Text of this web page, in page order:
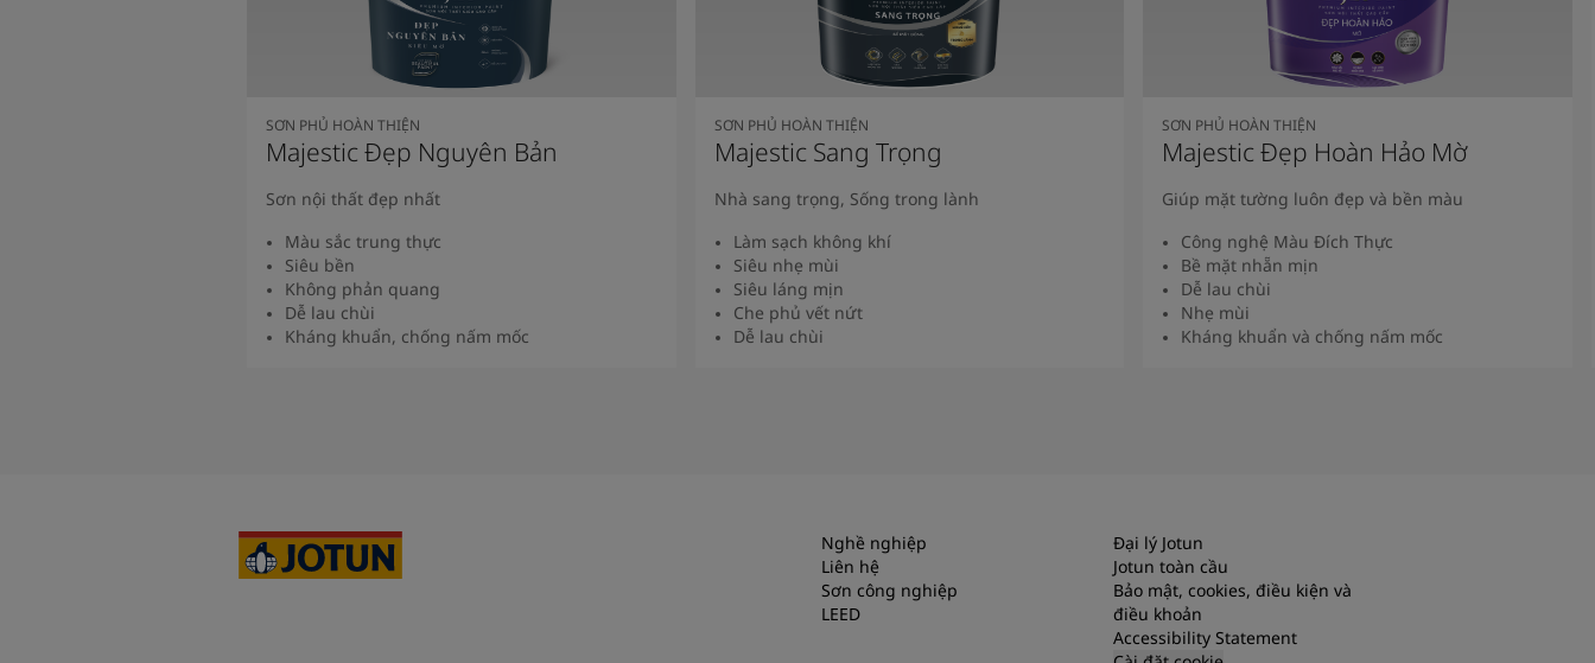
SƠN PHỦ HOÀN THIỆN
Majestic Đẹp Nguyên Bản
Sơn nội thất đẹp nhất
Màu sắc trung thực
Siêu bền
Không phản quang
Dễ lau chùi
Kháng khuẩn, chống nấm mốc
SƠN PHỦ HOÀN THIỆN
Majestic Sang Trọng
Nhà sang trọng, Sống trong lành
Làm sạch không khí
Siêu nhẹ mùi
Siêu láng mịn
Che phủ vết nứt
Dễ lau chùi
SƠN PHỦ HOÀN THIỆN
Majestic Đẹp Hoàn Hảo Mờ
Giúp mặt tường luôn đẹp và bền màu
Công nghệ Màu Đích Thực
Bề mặt nhẵn mịn
Dễ lau chùi
Nhẹ mùi
Kháng khuẩn và chống nấm mốc
Nghề nghiệp
Liên hệ
Sơn công nghiệp
LEED
Đại lý Jotun
Jotun toàn cầu
Bảo mật, cookies, điều kiện và
điều khoản
Accessibility Statement